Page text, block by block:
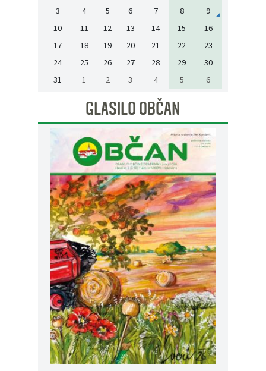
3
4 5 6 7 8
9
10
11 12 13 14 15
16
17
18 19 20 21 22
23
24
25 26 27 28 29
30
31
1 2 3 4 5 6
GLASILO OBČAN